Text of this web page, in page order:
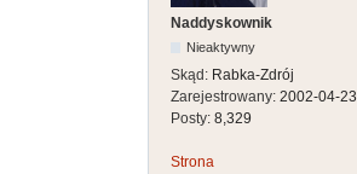
Naddyskownik
Nieaktywny
Skąd: Rabka-Zdrój
Zarejestrowany: 2002-04-23
Posty: 8,329
Strona